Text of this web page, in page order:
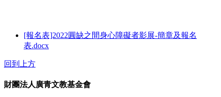
[報名表]2022圓缺之間身心障礙者影展-簡章及報名
表.docx
回到上方
財團法人廣青文教基金會